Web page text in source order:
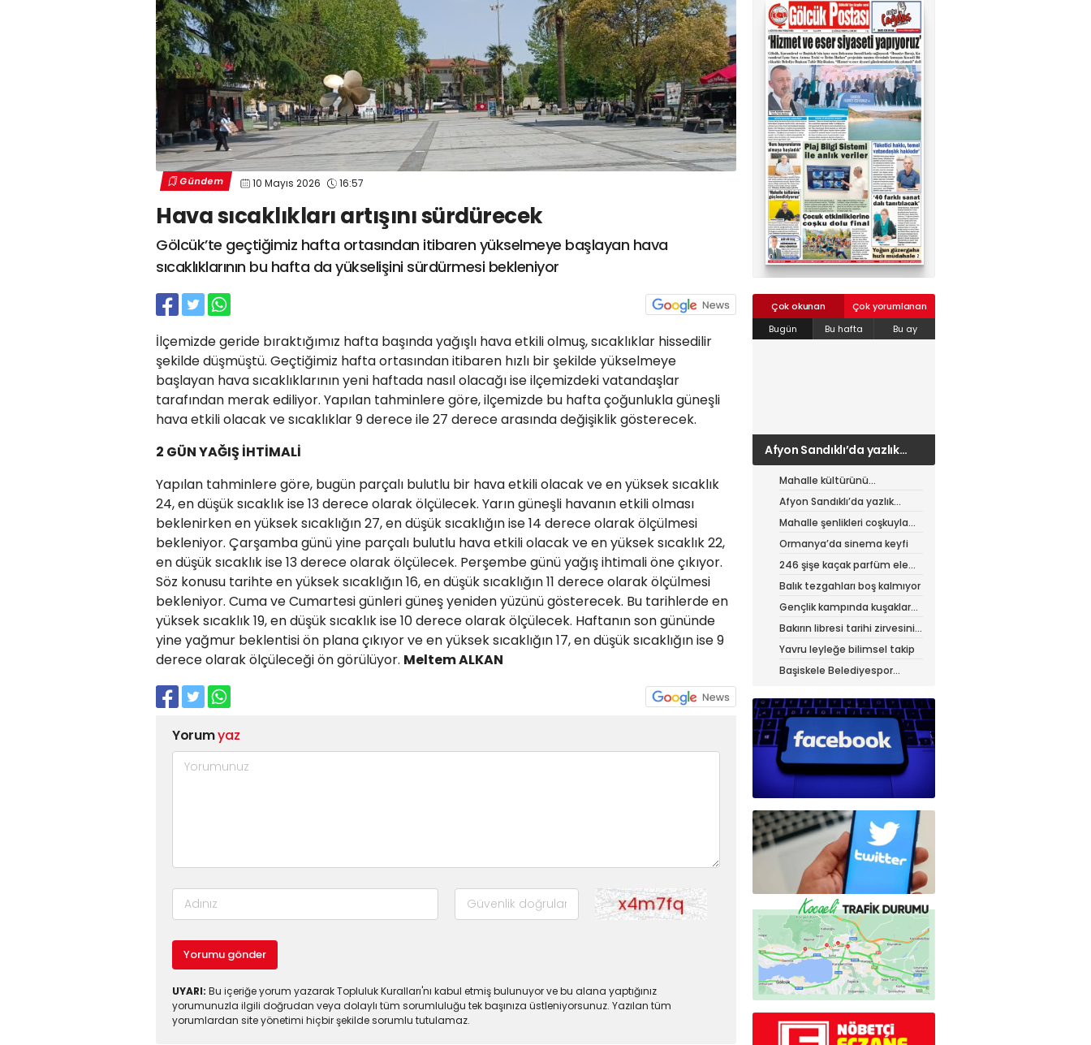
Gündem 10 Mayıs 2026 16:57
Hava sıcaklıkları artışını sürdürecek
Gölcük’te geçtiğimiz hafta ortasından itibaren yükselmeye başlayan hava
sıcaklıklarının bu hafta da yükselişini sürdürmesi bekleniyor
İlçemizde geride bıraktığımız hafta başında yağışlı hava etkili olmuş, sıcaklıklar hissedilir
şekilde düşmüştü. Geçtiğimiz hafta ortasından itibaren hızlı bir şekilde yükselmeye
başlayan hava sıcaklıklarının yeni haftada nasıl olacağı ise ilçemizdeki vatandaşlar
tarafından merak ediliyor. Yapılan tahminlere göre, ilçemizde bu hafta çoğunlukla güneşli
hava etkili olacak ve sıcaklıklar 9 derece ile 27 derece arasında değişiklik gösterecek.
2 GÜN YAĞIŞ İHTİMALİ
Yapılan tahminlere göre, bugün parçalı bulutlu bir hava etkili olacak ve en yüksek sıcaklık
24, en düşük sıcaklık ise 13 derece olarak ölçülecek. Yarın güneşli havanın etkili olması
beklenirken en yüksek sıcaklığın 27, en düşük sıcaklığın ise 14 derece olarak ölçülmesi
bekleniyor. Çarşamba günü yine parçalı bulutlu hava etkili olacak ve en yüksek sıcaklık 22,
en düşük sıcaklık ise 13 derece olarak ölçülecek. Perşembe günü yağış ihtimali öne çıkıyor.
Söz konusu tarihte en yüksek sıcaklığın 16, en düşük sıcaklığın 11 derece olarak ölçülmesi
bekleniyor. Cuma ve Cumartesi günleri güneş yeniden yüzünü gösterecek. Bu tarihlerde en
yüksek sıcaklık 19, en düşük sıcaklık ise 10 derece olarak ölçülecek. Haftanın son gününde
yine yağmur beklentisi ön plana çıkıyor ve en yüksek sıcaklığın 17, en düşük sıcaklığın ise 9
derece olarak ölçüleceği ön görülüyor. Meltem ALKAN
Yorumyaz
Yorumu gönder
UYARI: Bu içeriğe yorum yazarak Topluluk Kuralları'nı kabul etmiş bulunuyor ve bu alana yaptığınız
yorumunuzla ilgili doğrudan veya dolaylı tüm sorumluluğu tek başınıza üstleniyorsunuz. Yazılan tüm
yorumlardan site yönetimi hiçbir şekilde sorumlu tutulamaz.
Çok okunan
Çok yorumlanan
Bugün
Bu hafta Bu ay
Afyon Sandıklı’da yazlık
patates hasadı
Mahalle kültürünü
canlandıran şenlik
Afyon Sandıklı’da yazlık
patates hasadı
Mahalle şenlikleri coşkuyla
sürüyor
Ormanya’da sinema keyfi
246 şişe kaçak parfüm ele
geçirildi
Balık tezgahları boş kalmıyor
Gençlik kampında kuşaklar
buluştu
Bakırın libresi tarihi zirvesini
test ediyor
Yavru leyleğe bilimsel takip
Başiskele Belediyespor
02624132333
haber@golcukpostasi.com